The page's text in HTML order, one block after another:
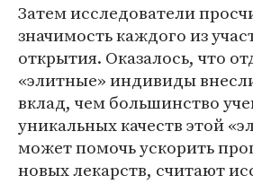
Затем исследователи
значимость каждого из
открытия. Оказалось, что
«элитные» индивиды
вклад, чем большинство
уникальных качеств этой
может помочь ускорить
новых лекарств, считают